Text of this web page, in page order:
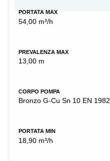
PORTATA MAX
54,00 m³/h
PREVALENZA MAX
13,00 m
CORPO POMPA
Bronzo G-Cu Sn 10 EN 1982
PORTATA MIN
18,90 m³/h